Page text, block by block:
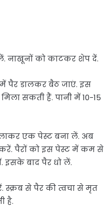
नाखूनों को काटकर शेप दें.
पैर डालकर बैठ जाएं. इस
सकती हैं. पानी में 10-15
एक पेस्ट बना लें. अब
पैरों को इस पेस्ट में कम से
बाद पैर धो लें.
स्क्रब से पैर की त्वचा से मृत
है.